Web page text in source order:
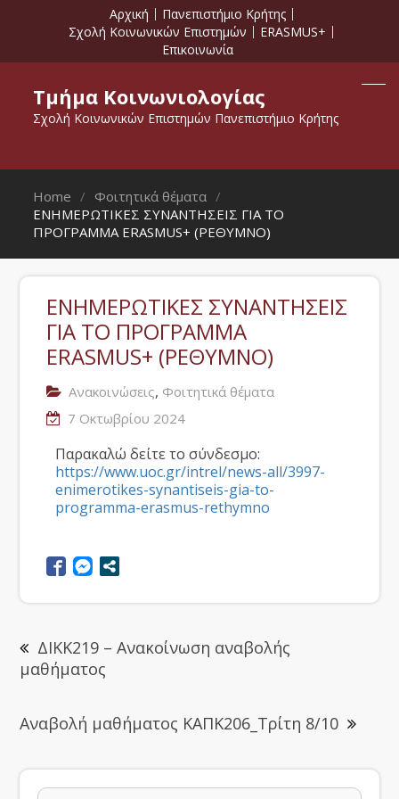
Αρχική
Πανεπιστήμιο Κρήτης
Σχολή Κοινωνικών Επιστημών
ERASMUS+
Επικοινωνία
Τμήμα Κοινωνιολογίας
Σχολή Κοινωνικών Επιστημών Πανεπιστήμιο Κρήτης
Home
Φοιτητικά θέματα
ΕΝΗΜΕΡΩΤΙΚΕΣ ΣΥΝΑΝΤΗΣΕΙΣ ΓΙΑ ΤΟ
ΠΡΟΓΡΑΜΜΑ ERASMUS+ (ΡΕΘΥΜΝΟ)
ΕΝΗΜΕΡΩΤΙΚΕΣ ΣΥΝΑΝΤΗΣΕΙΣ
ΓΙΑ ΤΟ ΠΡΟΓΡΑΜΜΑ
ERASMUS+ (ΡΕΘΥΜΝΟ)
Ανακοινώσεις, Φοιτητικά θέματα
7 Οκτωβρίου 2024
Παρακαλώ δείτε το σύνδεσμο:
https://www.uoc.gr/intrel/news-all/3997-
enimerotikes-synantiseis-gia-to-
programma-erasmus-rethymno
ΔΙΚΚ219 – Ανακοίνωση αναβολής
μαθήματος
Aναβολή μαθήματος ΚΑΠΚ206_Τρίτη 8/10